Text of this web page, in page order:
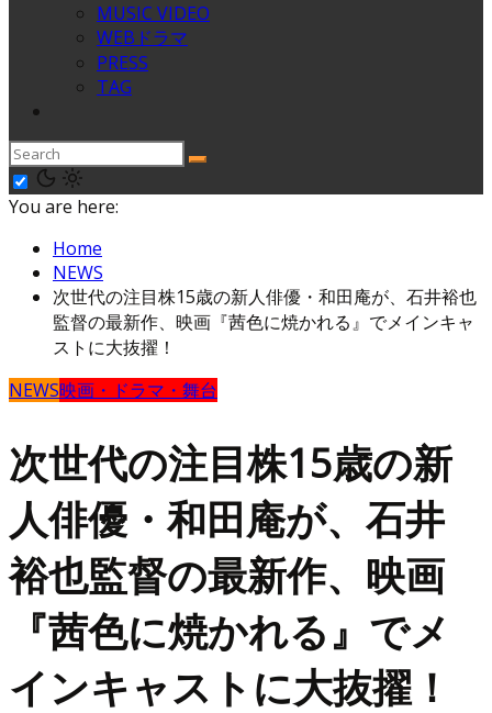
MUSIC VIDEO
WEBドラマ
PRESS
TAG
You are here:
Home
NEWS
次世代の注目株15歳の新人俳優・和田庵が、石井裕也
監督の最新作、映画『茜色に焼かれる』でメインキャ
ストに大抜擢！
NEWS映画・ドラマ・舞台
次世代の注目株15歳の新
人俳優・和田庵が、石井
裕也監督の最新作、映画
『茜色に焼かれる』でメ
インキャストに大抜擢！